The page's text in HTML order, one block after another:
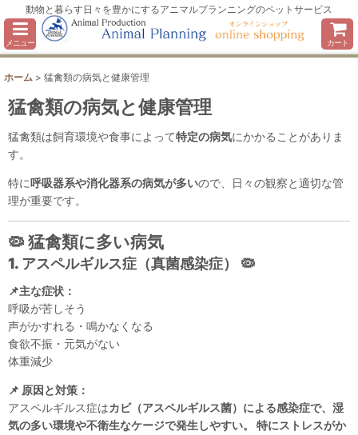
動物と暮らす日々を豊かにするアニマルプランニングのペットサービス
メニュー カート
ホーム > 猛禽類の病気と健康管理
猛禽類の病気と健康管理
猛禽類は飼育環境や食事によって特定の病気にかかることがありま
す。
特に呼吸器系や消化器系の病気が多いので、日々の観察と適切な管
理が重要です。
🦠 猛禽類に多い病気
1. アスペルギルス症（真菌感染症） 🦠
📌主な症状：
呼吸が苦しそう
声がかすれる・鳴かなくなる
食欲不振・元気がない
体重減少
📌 原因と対策：
アスペルギルス症はカビ（アスペルギルス菌） による感染症で、湿
気の多い環境や不衛生なケージで発生しやすい。 特にストレスがか